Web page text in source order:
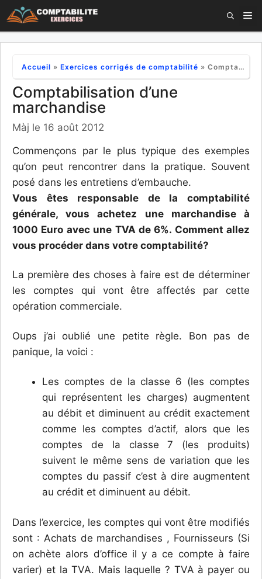
Aller
au
Accueil » Exercices corrigés de comptabilité »Comptabilisation d’une marchandise
Comptabilisation d’une
marchandise
Màj le 16 août 2012
Commençons par le plus typique des exemples
qu’on peut rencontrer dans la pratique. Souvent
posé dans les entretiens d’embauche.
Vous êtes responsable de la comptabilité
générale, vous achetez une marchandise à
1000 Euro avec une TVA de 6%. Comment allez
vous procéder dans votre comptabilité?
La première des choses à faire est de déterminer
les comptes qui vont être affectés par cette
opération commerciale.
Oups j’ai oublié une petite règle. Bon pas de
panique, la voici :
Les comptes de la classe 6 (les comptes
qui représentent les charges) augmentent
au débit et diminuent au crédit exactement
comme les comptes d’actif, alors que les
comptes de la classe 7 (les produits)
suivent le même sens de variation que les
comptes du passif c’est à dire augmentent
au crédit et diminuent au débit.
Dans l’exercice, les comptes qui vont être modifiés
sont : Achats de marchandises , Fournisseurs (Si
on achète alors d’office il y a ce compte à faire
varier) et la TVA. Mais laquelle ? TVA à payer ou